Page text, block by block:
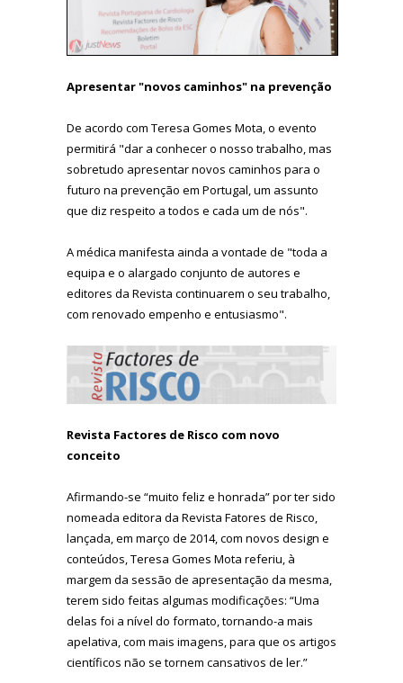
Apresentar "novos caminhos" na prevenção
De acordo com Teresa Gomes Mota, o evento
permitirá "dar a conhecer o nosso trabalho, mas
sobretudo apresentar novos caminhos para o
futuro na prevenção em Portugal, um assunto
que diz respeito a todos e cada um de nós".
A médica manifesta ainda a vontade de "toda a
equipa e o alargado conjunto de autores e
editores da Revista continuarem o seu trabalho,
com renovado empenho e entusiasmo".
Revista Factores de Risco com novo
conceito
Afirmando-se “muito feliz e honrada” por ter sido
nomeada editora da Revista Fatores de Risco,
lançada, em março de 2014, com novos design e
conteúdos, Teresa Gomes Mota referiu, à
margem da sessão de apresentação da mesma,
terem sido feitas algumas modificações: “Uma
delas foi a nível do formato, tornando-a mais
apelativa, com mais imagens, para que os artigos
científicos não se tornem cansativos de ler.”